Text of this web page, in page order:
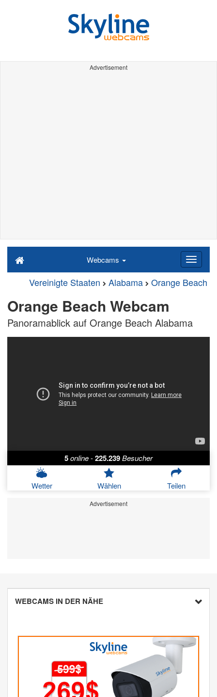
Advertisement
Webcams
Vereinigte Staaten Alabama Orange Beach
Orange Beach Webcam
Panoramablick auf Orange Beach Alabama
5online-225.239Besucher
Wetter Wählen Teilen
Advertisement
WEBCAMS IN DER NÄHE